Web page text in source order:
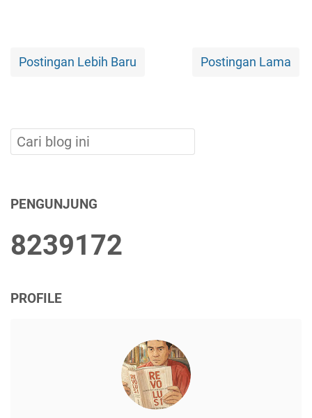
Postingan Lebih Baru Postingan Lama
PENGUNJUNG
8239172
PROFILE